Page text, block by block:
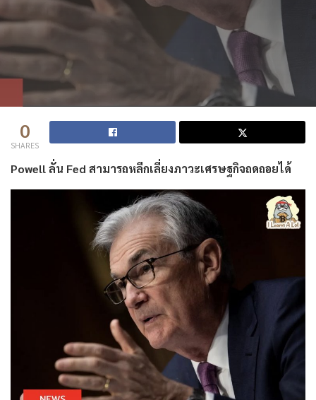
0
SHARES
Powell ลั่น Fed สามารถหลีกเลี่ยงภาวะเศรษฐกิจถดถอยได้